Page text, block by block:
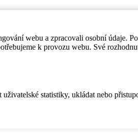
webu a zpracovali osobní údaje.
k provozu webu. Své
statistiky, ukládat nebo